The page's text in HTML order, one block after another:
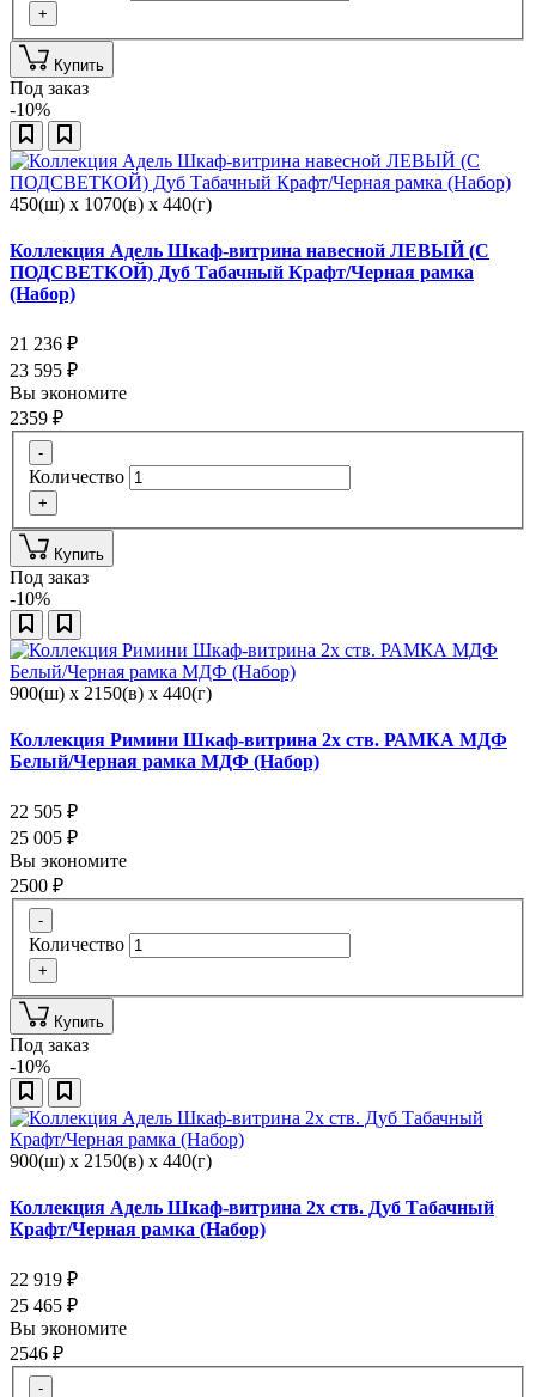
+
Купить
Под заказ
-10%
450(ш) x 1070(в) x 440(г)
Коллекция Адель Шкаф-витрина навесной ЛЕВЫЙ (С
ПОДСВЕТКОЙ) Дуб Табачный Крафт/Черная рамка
(Набор)
21 236 ₽
23 595 ₽
Вы экономите
2359 ₽
-
Количество
+
Купить
Под заказ
-10%
900(ш) x 2150(в) x 440(г)
Коллекция Римини Шкаф-витрина 2х ств. РАМКА МДФ
Белый/Черная рамка МДФ (Набор)
22 505 ₽
25 005 ₽
Вы экономите
2500 ₽
-
Количество
+
Купить
Под заказ
-10%
900(ш) x 2150(в) x 440(г)
Коллекция Адель Шкаф-витрина 2х ств. Дуб Табачный
Крафт/Черная рамка (Набор)
22 919 ₽
25 465 ₽
Вы экономите
2546 ₽
-